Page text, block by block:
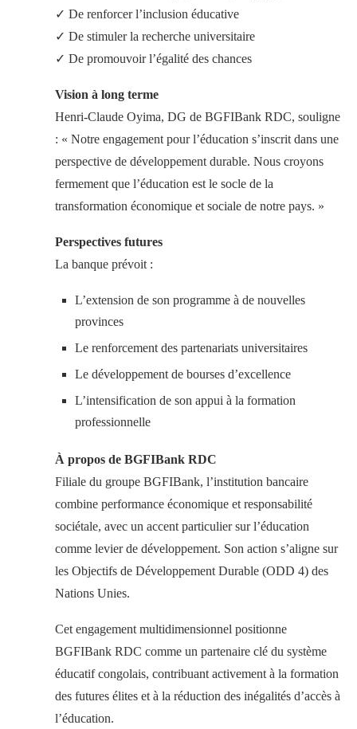
✓ De renforcer l’inclusion éducative
✓ De stimuler la recherche universitaire
✓ De promouvoir l’égalité des chances
Vision à long terme
Henri-Claude Oyima, DG de BGFIBank RDC, souligne
: « Notre engagement pour l’éducation s’inscrit dans une
perspective de développement durable. Nous croyons
fermement que l’éducation est le socle de la
transformation économique et sociale de notre pays. »
Perspectives futures
La banque prévoit :
L’extension de son programme à de nouvelles
provinces
Le renforcement des partenariats universitaires
Le développement de bourses d’excellence
L’intensification de son appui à la formation
professionnelle
À propos de BGFIBank RDC
Filiale du groupe BGFIBank, l’institution bancaire
combine performance économique et responsabilité
sociétale, avec un accent particulier sur l’éducation
comme levier de développement. Son action s’aligne sur
les Objectifs de Développement Durable (ODD 4) des
Nations Unies.
Cet engagement multidimensionnel positionne
BGFIBank RDC comme un partenaire clé du système
éducatif congolais, contribuant activement à la formation
des futures élites et à la réduction des inégalités d’accès à
l’éducation.